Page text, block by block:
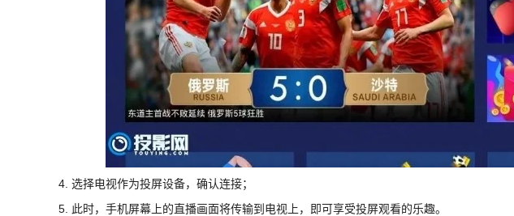
4. 选择电视作为投屏设备，确认连接；
5. 此时，手机屏幕上的直播画面将传输到电视上，即可享受投屏观看的乐趣。